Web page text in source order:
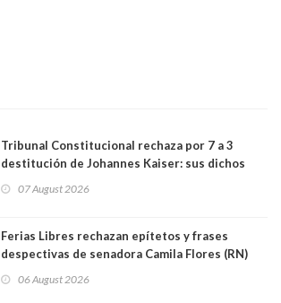
Tribunal Constitucional rechaza por 7 a 3
destitución de Johannes Kaiser: sus dichos
justicia constitucional porque no es diputado
07 August 2026
Ferias Libres rechazan epítetos y frases
despectivas de senadora Camila Flores (RN)
06 August 2026